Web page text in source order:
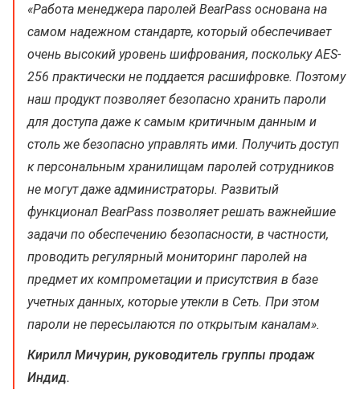
«Работа менеджера паролей BearPass основана на
самом надежном стандарте, который обеспечивает
очень высокий уровень шифрования, поскольку AES-
256 практически не поддается расшифровке. Поэтому
наш продукт позволяет безопасно хранить пароли
для доступа даже к самым критичным данным и
столь же безопасно управлять ими. Получить доступ
к персональным хранилищам паролей сотрудников
не могут даже администраторы. Развитый
функционал BearPass позволяет решать важнейшие
задачи по обеспечению безопасности, в частности,
проводить регулярный мониторинг паролей на
предмет их компрометации и присутствия в базе
учетных данных, которые утекли в Сеть. При этом
пароли не пересылаются по открытым каналам».
Кирилл Мичурин, руководитель группы продаж
Индид.